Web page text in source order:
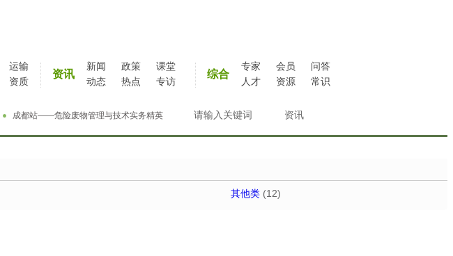
运输
资质
资讯
新闻 政策
课堂
动态
热点 专访
综合
专家 会员
问答
人才
资源 常识
成都站——危险废物管理与技术实务精英
特训营完成
其他类 (12)